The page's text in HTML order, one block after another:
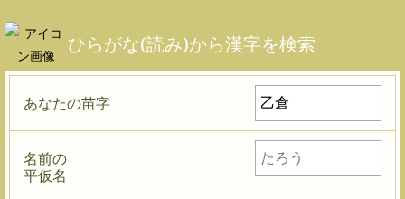
ひらがな(読み)から漢字を検索
あなたの苗字
名前の
平仮名